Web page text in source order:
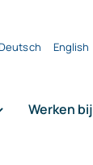
English
Werken bij